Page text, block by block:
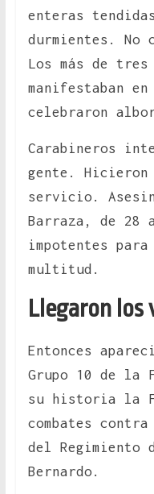
enteras
durmientes.
Los más de
manifestaban
celebraron
Carabineros
gente. Hicieron
servicio.
Barraza, de 28
impotentes
multitud.
Llegaron los
Entonces
Grupo 10 de la
su historia la
combates
del Regimiento
Bernardo.